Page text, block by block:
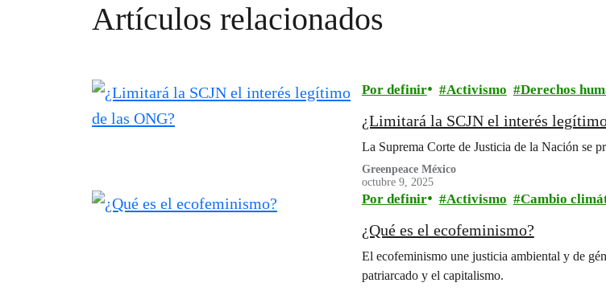
Artículos relacionados
Por definir Activismo Derechos
¿Limitará la SCJN el interés
La Suprema Corte de Justicia de la Nación se
Greenpeace México
octubre 9, 2025
Por definir Activismo Cambio
¿Qué es el ecofeminismo?
El ecofeminismo une justicia ambiental y de
patriarcado y el capitalismo.